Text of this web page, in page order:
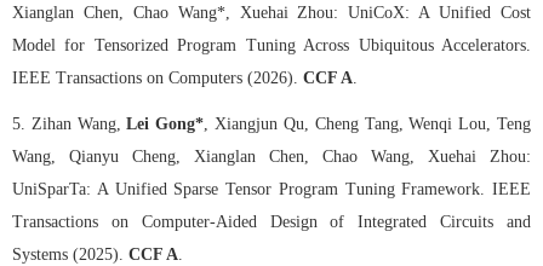
Xianglan Chen, Chao Wang*, Xuehai Zhou: UniCoX: A Unified Cost
Model for Tensorized Program Tuning Across Ubiquitous Accelerators.
IEEE Transactions on Computers (2026). CCF A.
5. Zihan Wang,Lei Gong*, Xiangjun Qu, Cheng Tang, Wenqi Lou, Teng
Wang, Qianyu Cheng, Xianglan Chen, Chao Wang, Xuehai Zhou:
UniSparTa: A Unified Sparse Tensor Program Tuning Framework. IEEE
Transactions on Computer-Aided Design of Integrated Circuits and
Systems (2025). CCF A.